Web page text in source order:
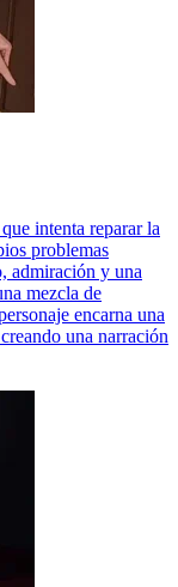
intenta reparar la
problemas
admiración y una
mezcla de
encarna una
una narración